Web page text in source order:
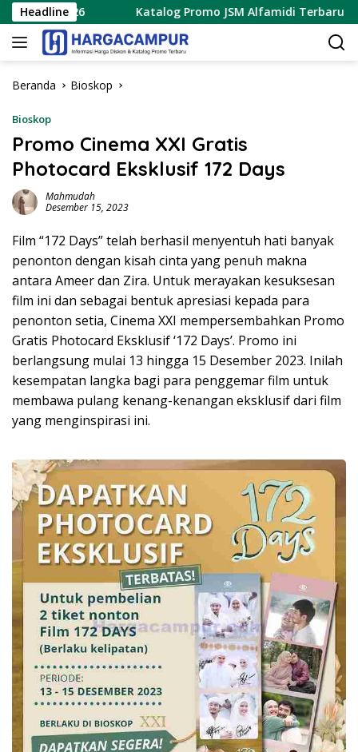
Langsung
ke
konten
Headline
2026 Katalog Promo JSM Alfamidi Terbaru 7 – 9
Beranda Bioskop
Bioskop
Promo Cinema XXI Gratis
Photocard Eksklusif 172 Days
Mahmudah
Desember 15, 2023
Film “172 Days” telah berhasil menyentuh hati banyak
penonton dengan kisah cinta yang penuh makna
antara Ameer dan Zira. Untuk merayakan kesuksesan
film ini dan sebagai bentuk apresiasi kepada para
penonton setia, Cinema XXI mempersembahkan Promo
Gratis Photocard Eksklusif ‘172 Days’. Promo ini
berlangsung mulai 13 hingga 15 Desember 2023. Inilah
kesempatan langka bagi para penggemar film untuk
membawa pulang kenang-kenangan eksklusif dari film
yang menginspirasi ini.